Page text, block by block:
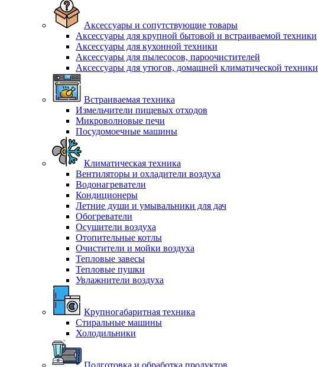
Аксессуары и сопутствующие товары
Аксессуары для крупной бытовой и встраиваемой техники
Аксессуары для кухонной техники
Аксессуары для пылесосов, пароочистителей
Аксессуары для утюгов, домашней климатической техники
Встраиваемая техника
Измельчители пищевых отходов
Микроволновые печи
Посудомоечные машины
Климатическая техника
Вентиляторы и охладители воздуха
Водонагреватели
Кондиционеры
Летние души и умывальники для дач
Обогреватели
Осушители воздуха
Отопительные котлы
Очистители и мойки воздуха
Тепловые завесы
Тепловые пушки
Увлажнители воздуха
Крупногабаритная техника
Стиральные машины
Холодильники
Подготовка и обработка продуктов